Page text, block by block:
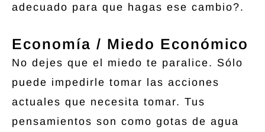
adecuado para que hagas ese cambio?.
Economía / Miedo Económico
No dejes que el miedo te paralice. Sólo
puede impedirle tomar las acciones
actuales que necesita tomar. Tus
pensamientos son como gotas de agua